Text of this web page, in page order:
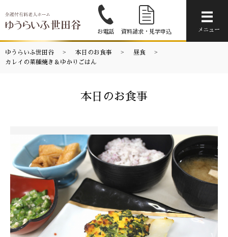
お電話 資料請求・見学申込 メニュー
ゆうらいふ世田谷 本日のお食事
昼食
カレイの菜種焼き＆ゆかりごはん
本日のお食事